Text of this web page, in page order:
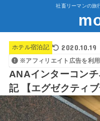
社畜リーマンの旅
ホテル宿泊記 2020.10.19
※アフィリエイト広告を利
ANAインターコン
記 【エグゼクティブ